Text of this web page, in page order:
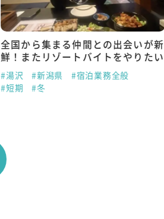
全国から集まる仲間との出会いが新
鮮！またリゾートバイトをやりたい
#湯沢 #新潟県
#宿泊業務全般
#短期
#冬